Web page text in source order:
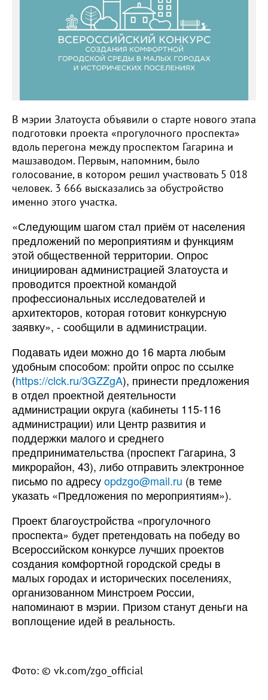
В мэрии Златоуста объявили о старте нового этапа
подготовки проекта «прогулочного проспекта»
вдоль перегона между проспектом Гагарина и
машзаводом. Первым, напомним, было
голосование, в котором решил участвовать 5 018
человек. 3 666 высказались за обустройство
именно этого участка.
«Следующим шагом стал приём от населения
предложений по мероприятиям и функциям
этой общественной территории. Опрос
инициирован администрацией Златоуста и
проводится проектной командой
профессиональных исследователей и
архитекторов, которая готовит конкурсную
заявку», - сообщили в администрации.
Подавать идеи можно до 16 марта любым
удобным способом: пройти опрос по ссылке
(https://clck.ru/3GZZgA), принести предложения
в отдел проектной деятельности
администрации округа (кабинеты 115-116
администрации) или Центр развития и
поддержки малого и среднего
предпринимательства (проспект Гагарина, 3
микрорайон, 43), либо отправить электронное
письмо по адресуopdzgo@mail.ru (в теме
указать «Предложения по мероприятиям»).
Проект благоустройства «прогулочного
проспекта» будет претендовать на победу во
Всероссийском конкурсе лучших проектов
создания комфортной городской среды в
малых городах и исторических поселениях,
организованном Минстроем России,
напоминают в мэрии. Призом станут деньги на
воплощение идей в реальность.
Фото: © vk.com/zgo_official